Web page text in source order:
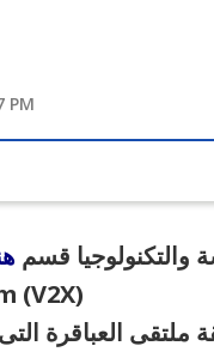
PM
والتكنولوجيا قسم
(V2X)
العباقرة